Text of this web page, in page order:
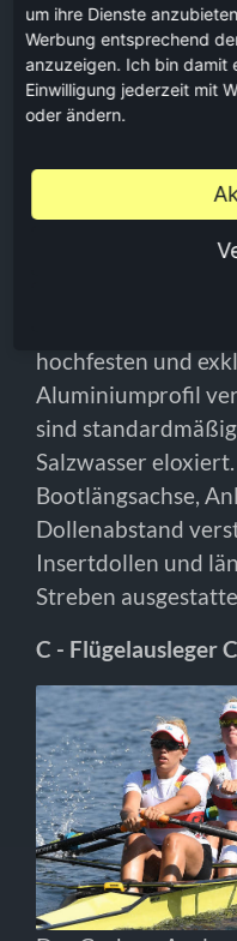
R - Flügelausleger
hochfesten und
Aluminiumprofil
sind
Salzwasser
Bootlängsachse,
Dollenabstand
Insertdollen und
Streben
C - Flügelausleger
um ihre Dienste
Werbung entsprechend
anzuzeigen. Ich bin damit
Einwilligung jederzeit mit
oder ändern.